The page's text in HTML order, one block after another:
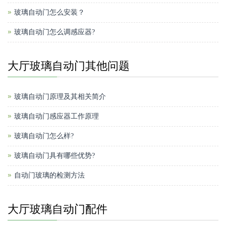
玻璃自动门怎么安装？
玻璃自动门怎么调感应器?
大厅玻璃自动门其他问题
玻璃自动门原理及其相关简介
玻璃自动门感应器工作原理
玻璃自动门怎么样?
玻璃自动门具有哪些优势?
自动门玻璃的检测方法
大厅玻璃自动门配件